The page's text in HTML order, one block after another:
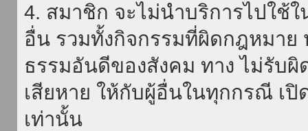
4. สมาชิก จะไม่นำบริการไปใช้
อื่น รวมทั้งกิจกรรมที่ผิดกฎหมาย
ธรรมอันดีของสังคม ทาง ไม่รับ
เสียหาย ให้กับผู้อื่นในทุกกรณี เปิ
เท่านั้น